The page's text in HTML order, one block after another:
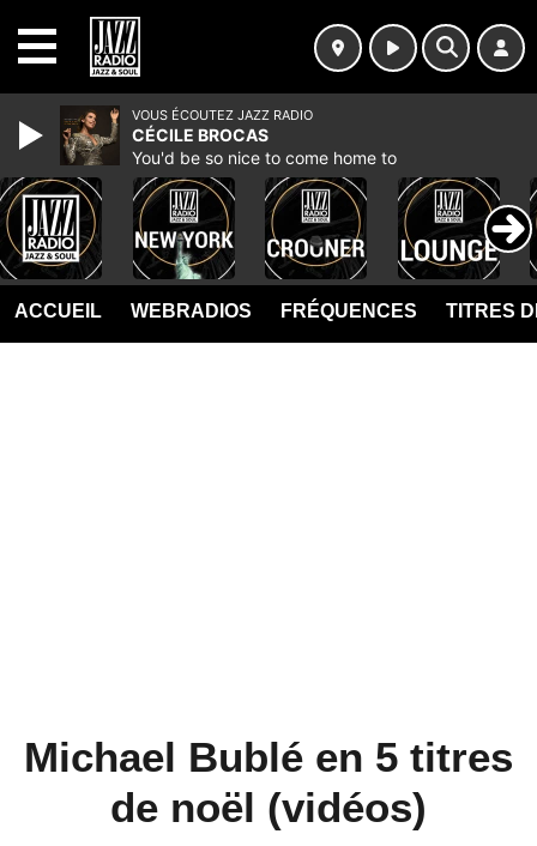
ACCUEIL WEBRADIOS FRÉQUENCES TITRES
Michael Bublé en 5 titres
de noël (vidéos)
VOUS ÉCOUTEZ JAZZ RADIO
CÉCILE BROCAS
You'd be so nice to come home to